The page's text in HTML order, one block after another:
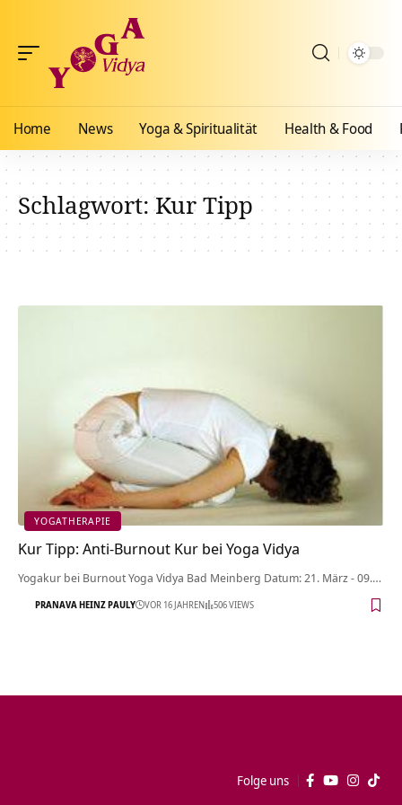
Home News Yoga & Spiritualität Health & Food
Schlagwort:Kur Tipp
YOGATHERAPIE
Kur Tipp: Anti-Burnout Kur bei Yoga Vidya
Yogakur bei Burnout Yoga Vidya Bad Meinberg Datum: 21. März - 09.…
PRANAVA HEINZ PAULY VOR 16 JAHREN 506 VIEWS
Folge uns